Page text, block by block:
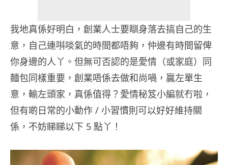
我地真係好明白，創業人士要瞓身落去搞自己的生
意，自己連唞啖氣的時間都唔夠，仲邊有時間留俾
你身邊的人丫。但無可否認的是愛情（或家庭）同
麵包同樣重要，創業唔係去做和尚喎，贏左單生
意，輸左頭家，真係值得？愛情秘笈小編就冇啦，
但有啲日常的小動作 / 小習慣則可以好好維持關
係，不妨睇睇以下 5 點丫！